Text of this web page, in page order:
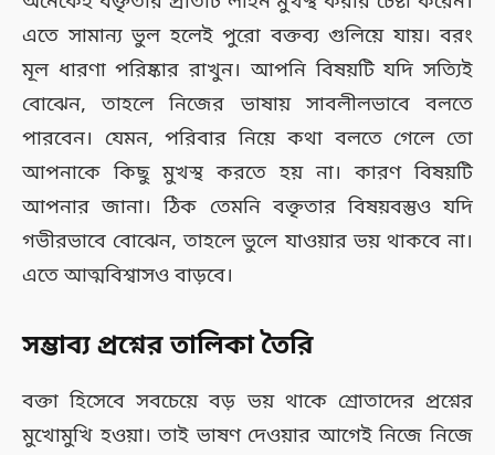
এতে সামান্য ভুল হলেই পুরো বক্তব্য গুলিয়ে যায়। বরং
মূল ধারণা পরিষ্কার রাখুন। আপনি বিষয়টি যদি সত্যিই
বোঝেন, তাহলে নিজের ভাষায় সাবলীলভাবে বলতে
পারবেন। যেমন, পরিবার নিয়ে কথা বলতে গেলে তো
আপনাকে কিছু মুখস্থ করতে হয় না। কারণ বিষয়টি
আপনার জানা। ঠিক তেমনি বক্তৃতার বিষয়বস্তুও যদি
গভীরভাবে বোঝেন, তাহলে ভুলে যাওয়ার ভয় থাকবে না।
এতে আত্মবিশ্বাসও বাড়বে।
সম্ভাব্য প্রশ্নের তালিকা তৈরি
বক্তা হিসেবে সবচেয়ে বড় ভয় থাকে শ্রোতাদের প্রশ্নের
মুখোমুখি হওয়া। তাই ভাষণ দেওয়ার আগেই নিজে নিজে